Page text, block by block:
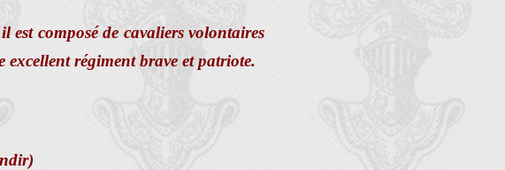
est composé de cavaliers volontaires
excellent régiment brave et patriote.